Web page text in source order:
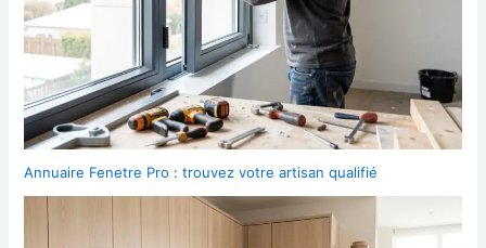
Annuaire Fenetre Pro : trouvez votre artisan qualifié